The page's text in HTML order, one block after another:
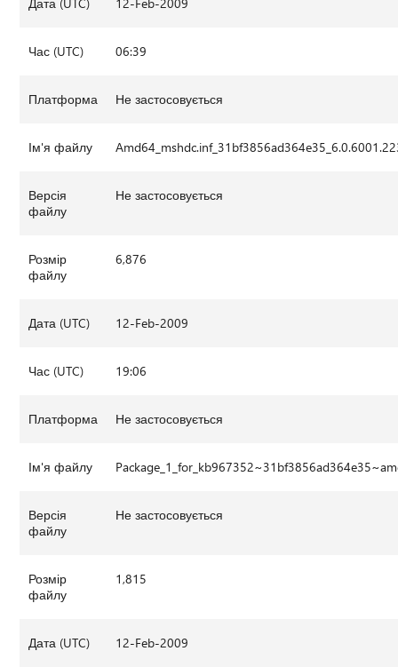
Час (UTC) 06:39
Платформа Не застосовується
Ім'я файлу
Версія
файлу
Не застосовується
Розмір
файлу
6,876
Дата (UTC) 12-Feb-2009
Час (UTC) 19:06
Платформа Не застосовується
Ім'я файлу
Версія
файлу
Не застосовується
Розмір
файлу
1,815
Дата (UTC) 12-Feb-2009